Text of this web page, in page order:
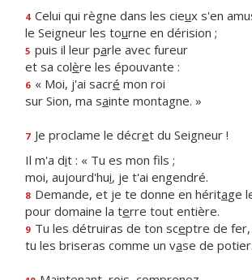
4 Celui qui règne dans les cieux s'en
le Seigneur les tourne en dérision ;
5 puis il leur parle avec fureur
et sa colère les épouvante :
6 « Moi, j'ai sacré mon roi
sur Sion, ma sainte montagne. »
7 Je proclame le décret du Seigneur !
Il m'a dit : « Tu es mon fils ;
moi, aujourd'hui, je t'ai engendré.
8 Demande, et je te donne en héritage
pour domaine la terre tout entière.
9 Tu les détruiras de ton sceptre de fer,
tu les briseras comme un vase de